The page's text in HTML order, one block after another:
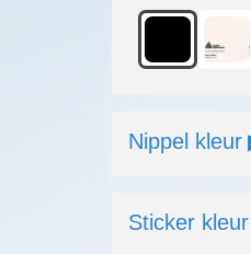
Nippel kleur
Sticker kleur